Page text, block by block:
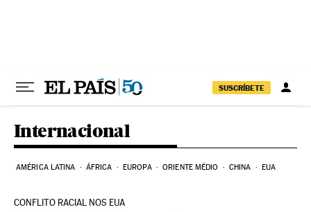
SUSCRÍBETE
Internacional
AMÉRICA LATINA ÁFRICA EUROPA ORIENTE MÉDIO CHINA EUA
CONFLITO RACIAL NOS EUA